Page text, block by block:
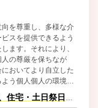
を尊重し、多様な介
スを提供できるよう
ます。それにより、
の尊厳を保ちなが
においてより自立した
う個人個人の環境・
状況に応じて総合的に
す。
住宅・土日祭日・